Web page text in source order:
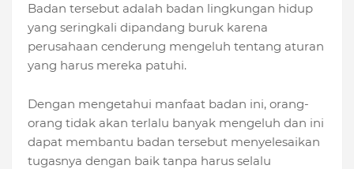
Badan tersebut adalah badan lingkungan hidup
yang seringkali dipandang buruk karena
perusahaan cenderung mengeluh tentang aturan
yang harus mereka patuhi.
Dengan mengetahui manfaat badan ini, orang-
orang tidak akan terlalu banyak mengeluh dan ini
dapat membantu badan tersebut menyelesaikan
tugasnya dengan baik tanpa harus selalu